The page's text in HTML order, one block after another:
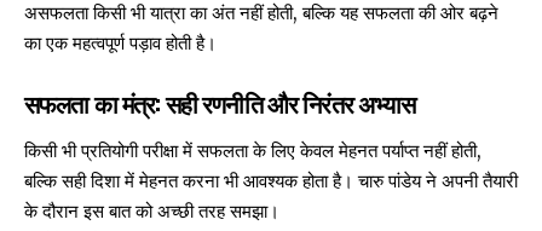
असफलता किसी भी यात्रा का अंत नहीं होती, बल्कि यह सफलता की ओर बढ़ने
का एक महत्वपूर्ण पड़ाव होती है।
सफलता का मंत्र: सही रणनीति और निरंतर अभ्यास
किसी भी प्रतियोगी परीक्षा में सफलता के लिए केवल मेहनत पर्याप्त नहीं होती,
बल्कि सही दिशा में मेहनत करना भी आवश्यक होता है। चारु पांडेय ने अपनी तैयारी
के दौरान इस बात को अच्छी तरह समझा।